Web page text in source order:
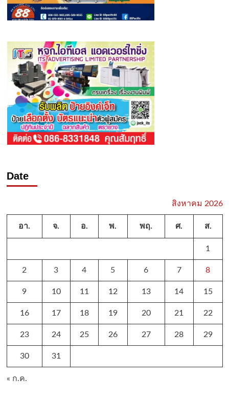
Date
สิงหาคม 2026
อา. จ. อ. พ. พฤ. ศ. ส.
1
2 3 4 5 6 7 8
9 10 11 12 13 14 15
16 17 18 19 20 21 22
23 24 25 26 27 28 29
30 31
« ก.ค.